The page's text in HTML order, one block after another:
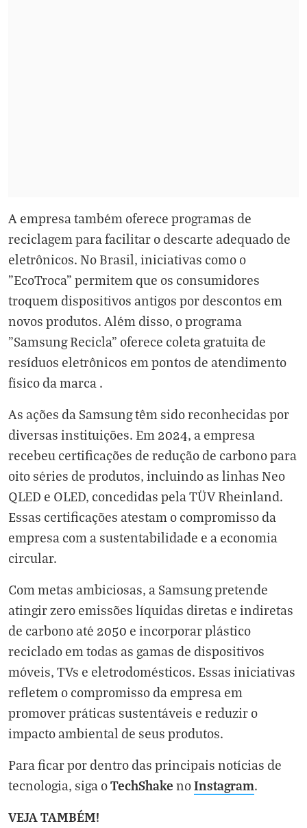
A empresa também oferece programas de
reciclagem para facilitar o descarte adequado de
eletrônicos. No Brasil, iniciativas como o
"EcoTroca" permitem que os consumidores
troquem dispositivos antigos por descontos em
novos produtos. Além disso, o programa
"Samsung Recicla" oferece coleta gratuita de
resíduos eletrônicos em pontos de atendimento
físico da marca .
As ações da Samsung têm sido reconhecidas por
diversas instituições. Em 2024, a empresa
recebeu certificações de redução de carbono para
oito séries de produtos, incluindo as linhas Neo
QLED e OLED, concedidas pela TÜV Rheinland.
Essas certificações atestam o compromisso da
empresa com a sustentabilidade e a economia
circular.
Com metas ambiciosas, a Samsung pretende
atingir zero emissões líquidas diretas e indiretas
de carbono até 2050 e incorporar plástico
reciclado em todas as gamas de dispositivos
móveis, TVs e eletrodomésticos. Essas iniciativas
refletem o compromisso da empresa em
promover práticas sustentáveis e reduzir o
impacto ambiental de seus produtos.
Para ficar por dentro das principais notícias de
tecnologia, siga oTechShake noInstagram.
VEJA TAMBÉM!